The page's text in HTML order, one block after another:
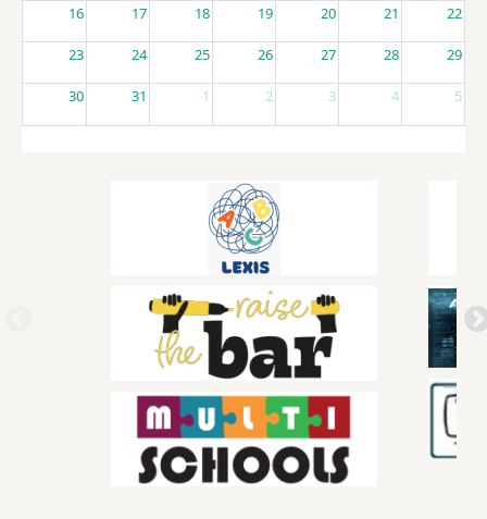
16 17 18 19 20 21 22
23 24 25 26 27 28 29
30 31 1 2 3 4 5